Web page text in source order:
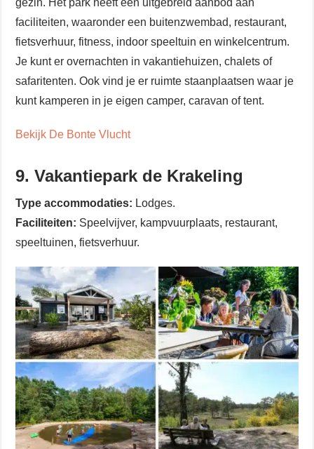
gezin. Het park heeft een uitgebreid aanbod aan
faciliteiten, waaronder een buitenzwembad, restaurant,
fietsverhuur, fitness, indoor speeltuin en winkelcentrum.
Je kunt er overnachten in vakantiehuizen, chalets of
safaritenten. Ook vind je er ruimte staanplaatsen waar je
kunt kamperen in je eigen camper, caravan of tent.
Bekijk De Bonte Vlucht
9. Vakantiepark de Krakeling
Type accommodaties: Lodges.
Faciliteiten: Speelvijver, kampvuurplaats, restaurant,
speeltuinen, fietsverhuur.